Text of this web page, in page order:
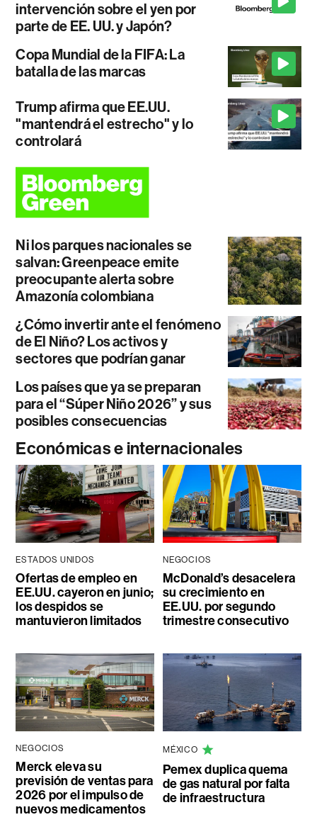
intervención sobre el yen por
parte de EE. UU. y Japón?
Copa Mundial de la FIFA: La
batalla de las marcas
Trump afirma que EE.UU.
"mantendrá el estrecho" y lo
controlará
Ni los parques nacionales se
salvan: Greenpeace emite
preocupante alerta sobre
Amazonía colombiana
¿Cómo invertir ante el fenómeno
de El Niño? Los activos y
sectores que podrían ganar
Los países que ya se preparan
para el “Súper Niño 2026” y sus
posibles consecuencias
Económicas e internacionales
ESTADOS UNIDOS
Ofertas de empleo en
EE.UU. cayeron en junio;
los despidos se
mantuvieron limitados
NEGOCIOS
McDonald’s desacelera
su crecimiento en
EE.UU. por segundo
trimestre consecutivo
NEGOCIOS
Merck eleva su
previsión de ventas para
2026 por el impulso de
nuevos medicamentos
MÉXICO
Pemex duplica quema
de gas natural por falta
de infraestructura